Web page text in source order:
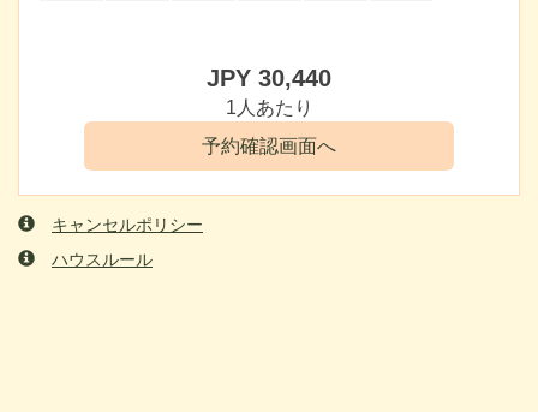
JPY 30,440
1人あたり
キャンセルポリシー
ハウスルール